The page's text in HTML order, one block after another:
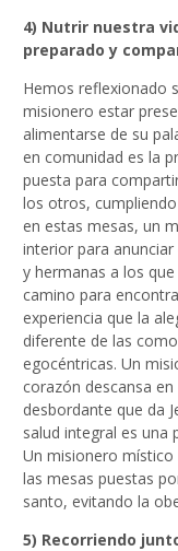
4) Nutrir nuestra
preparado y
Hemos reflexionado
misionero estar
alimentarse de su
en comunidad es la
puesta para
los otros, cumpliendo
en estas mesas, un
interior para
y hermanas a los
camino para
experiencia que la
diferente de las
egocéntricas. Un
corazón descansa
desbordante que da
salud integral es una
Un misionero
las mesas puestas
santo, evitando la
5) Recorriendo